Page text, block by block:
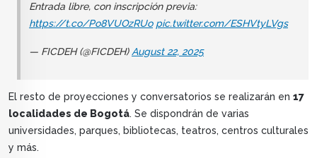
Entrada libre, con inscripción previa:
https://t.co/Po8VUOzRUo pic.twitter.com/ESHVtyLVgs
— FICDEH (@FICDEH)August 22, 2025
El resto de proyecciones y conversatorios se realizarán en 17
localidades de Bogotá. Se dispondrán de varias
universidades, parques, bibliotecas, teatros, centros culturales
y más.